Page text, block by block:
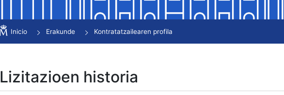
Erakutsi/Ezkutatu
Inicio Erakunde Kontratatzailearen profila
Lizitazioen historia